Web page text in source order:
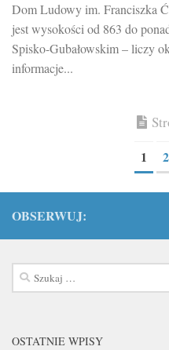
Dom Ludowy im. Franciszka
jest wysokości od 863 do
Spisko-Gubałowskim – liczy
informacje...
1
2
OBSERWUJ:
Szukaj:
OSTATNIE WPISY